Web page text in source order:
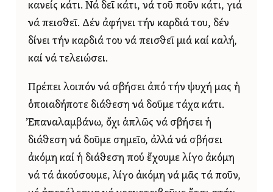
κανείς κάτι. Νά δεῖ κάτι, νά τοῦ ποῦν κάτι, γιά
νά πεισθεῖ. Δέν ἀφήνει τήν καρδιά του, δέν
δίνει τήν καρδιά του νά πεισθεῖ μιά καί καλή,
καί νά τελειώσει.
Πρέπει λοιπόν νά σβήσει ἀπό τήν ψυχή μας ἡ
ὁποιαδήποτε διάθεση νά δοῦμε τάχα κάτι.
Ἐπαναλαμβάνω, ὄχι ἁπλῶς νά σβήσει ἡ
διάθεση νά δοῦμε σημεῖο, ἀλλά νά σβήσει
ἀκόμη καί ἡ διάθεση πού ἔχουμε λίγο ἀκόμη
νά τά ἀκούσουμε, λίγο ἀκόμη νά μᾶς τά ποῦν,